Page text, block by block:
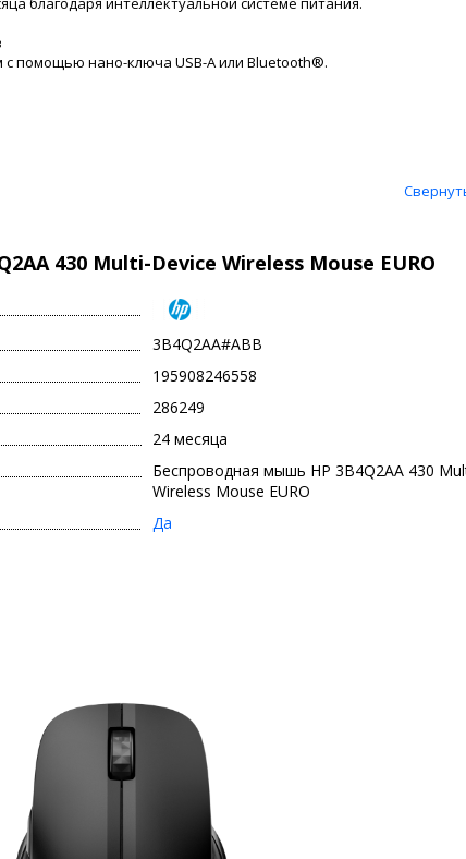
с помощью нано-ключа USB-A или Bluetooth®.
430 Multi-Device Wireless Mouse EURO
3B4Q2AA#ABB
195908246558
286249
24 месяца
Беспроводная мышь HP 3B4Q2AA 430
Wireless Mouse EURO
Да